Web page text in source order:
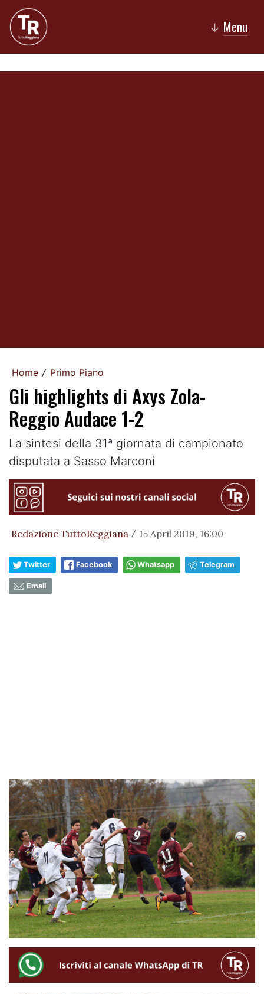
↓ Menu
Home / Primo Piano
Gli highlights di Axys Zola-
Reggio Audace 1-2
La sintesi della 31ª giornata di campionato
disputata a Sasso Marconi
Redazione TuttoReggiana / 15 April 2019, 16:00
Twitter Facebook Whatsapp Telegram
Email